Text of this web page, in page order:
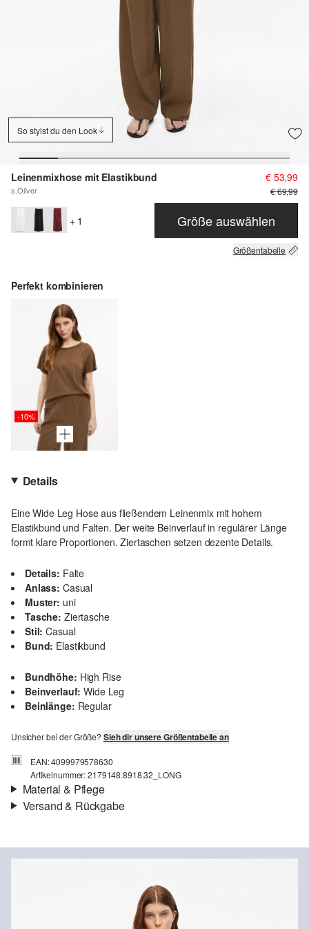
So stylst du den Look
Leinenmixhose mit Elastikbund
s.Oliver
€ 53,99
€ 69,99
+ 1 Größe auswählen
Größentabelle
Perfekt kombinieren
-10%
Details
Eine Wide Leg Hose aus fließendem Leinenmix mit hohem
Elastikbund und Falten. Der weite Beinverlauf in regulärer Länge
formt klare Proportionen. Ziertaschen setzen dezente Details.
Details: Falte
Anlass: Casual
Muster: uni
Tasche: Ziertasche
Stil: Casual
Bund: Elastikbund
Bundhöhe: High Rise
Beinverlauf: Wide Leg
Beinlänge: Regular
Unsicher bei der Größe? Sieh dir unsere Größentabelle an
EAN: 4099979578630
Artikelnummer: 2179148.8918.32_LONG
Material & Pflege
Versand & Rückgabe
Deine Bestellung wird innerhalb von 3–5 Werktagen per Post AT